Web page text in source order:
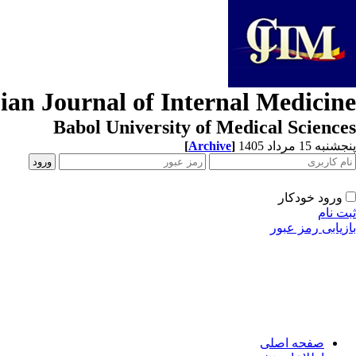
Journal of Internal Medicine
Babol University of Medical Sciences
پنجشنبه 15 مرداد 1405 [Archive]
ورود خودکار
ثبت نام
بازیابی رمز عبور
صفحه اصلی